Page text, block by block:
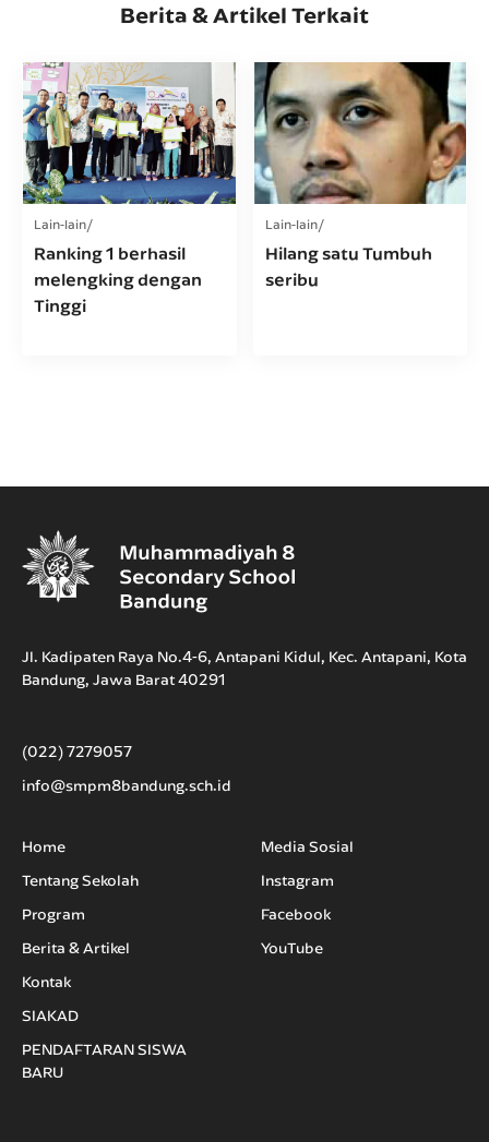
Berita & Artikel Terkait
Lain-lain
Ranking 1 berhasil
melengking dengan
Tinggi
Lain-lain
Hilang satu Tumbuh
seribu
Jl. Kadipaten Raya No.4-6, Antapani Kidul, Kec. Antapani, Kota
Bandung, Jawa Barat 40291
(022) 7279057
info@smpm8bandung.sch.id
Home
Tentang Sekolah
Program
Berita & Artikel
Kontak
SIAKAD
PENDAFTARAN SISWA
BARU
Media Sosial
Instagram
Facebook
YouTube